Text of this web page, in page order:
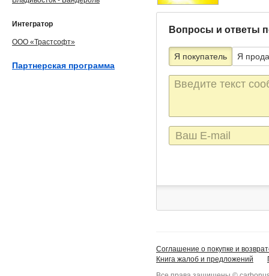
Вопросы и ответы
Я покупатель Я
Текст
сообщения
E-
mail
Интегратор
ООО «Трастсофт»
Партнерская программа
Соглашение о покупке и
Книга жалоб и предложений